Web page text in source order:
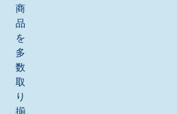
商
品
を
多
数
取
り